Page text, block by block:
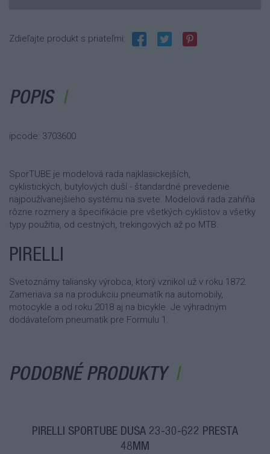
Zdieľajte produkt s priateľmi:
POPIS
ipcode: 3703600
SporTUBE je modelová rada najklasickejších,
cyklistických, butylových duší - štandardné prevedenie
najpoužívanejšieho systému na svete. Modelová rada zahŕňa
rôzne rozmery a špecifikácie pre všetkých cyklistov a všetky
typy použitia, od cestných, trekingových až po MTB.
PIRELLI
Svetoznámy taliansky výrobca, ktorý vznikol už v roku 1872.
Zameriava sa na produkciu pneumatík na automobily,
motocykle a od roku 2018 aj na bicykle. Je výhradným
dodávateľom pneumatík pre Formulu 1.
PODOBNÉ PRODUKTY
PIRELLI SPORTUBE DUŠA 23-30-622 PRESTA
48MM